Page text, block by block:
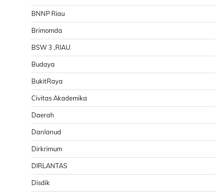
BNNP Riau
Brimomda
BSW 3 ,RIAU
Budaya
BukitRaya
Civitas Akademika
Daerah
Danlanud
Dirkrimum
DIRLANTAS
Disdik